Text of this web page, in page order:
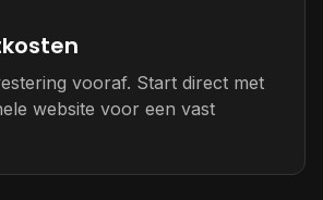
vooraf. Start direct met
website voor een vast